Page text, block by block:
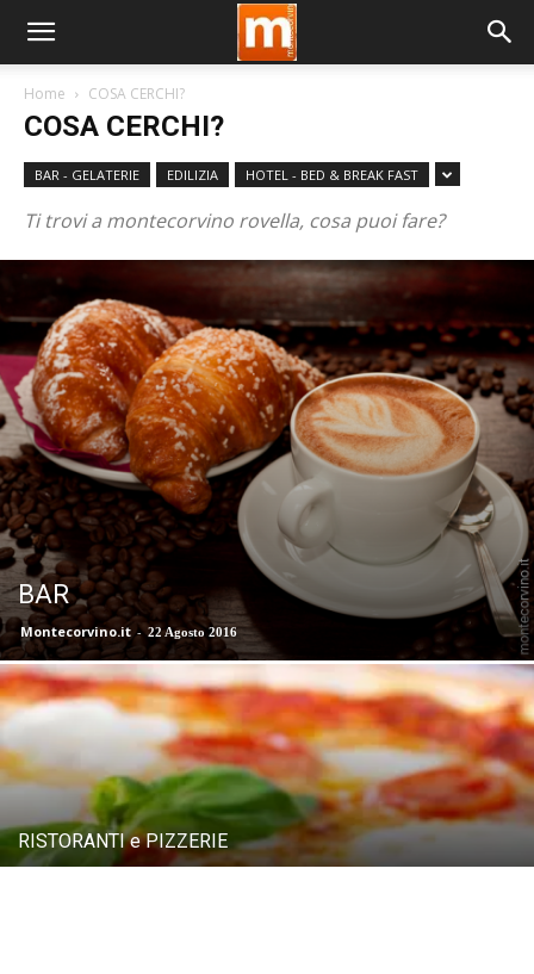
Home COSA CERCHI?
COSA CERCHI?
BAR - GELATERIE EDILIZIA HOTEL - BED & BREAK FAST
Ti trovi a montecorvino rovella, cosa puoi fare?
BAR
Montecorvino.it - 22 Agosto 2016
RISTORANTI e PIZZERIE